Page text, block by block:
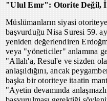
"Ulul Emr": Otorite Değil,
Müslümanların siyasi
başvurduğu Nisa Suresi 59.
yeniden değerlendiren
veya "yöneticiler" anlamına
"Allah'a, Resul'e ve sizden
anlaşıldığını, ancak
başka bir otoriteye itaatin
"Ayetin devamında